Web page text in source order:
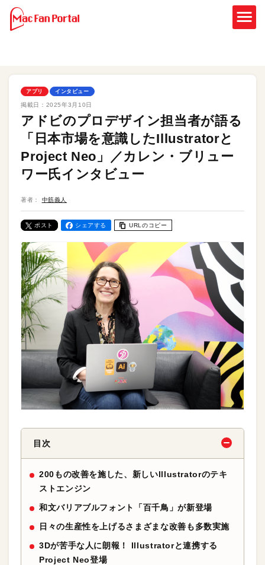
アプリ インタビュー
掲載日： 2025年3月10日
アドビのプロデザイン担当者が語る
「日本市場を意識したIllustratorと
Project Neo」／カレン・ブリュー
ワー氏インタビュー
著者： 中筋義人
ポスト シェアする URLのコピー
目次
200もの改善を施した、新しいIllustratorのテキ
ストエンジン
和文バリアブルフォント「百千鳥」が新登場
日々の生産性を上げるさまざまな改善も多数実施
3Dが苦手な人に朗報！ Illustratorと連携する
Project Neo登場